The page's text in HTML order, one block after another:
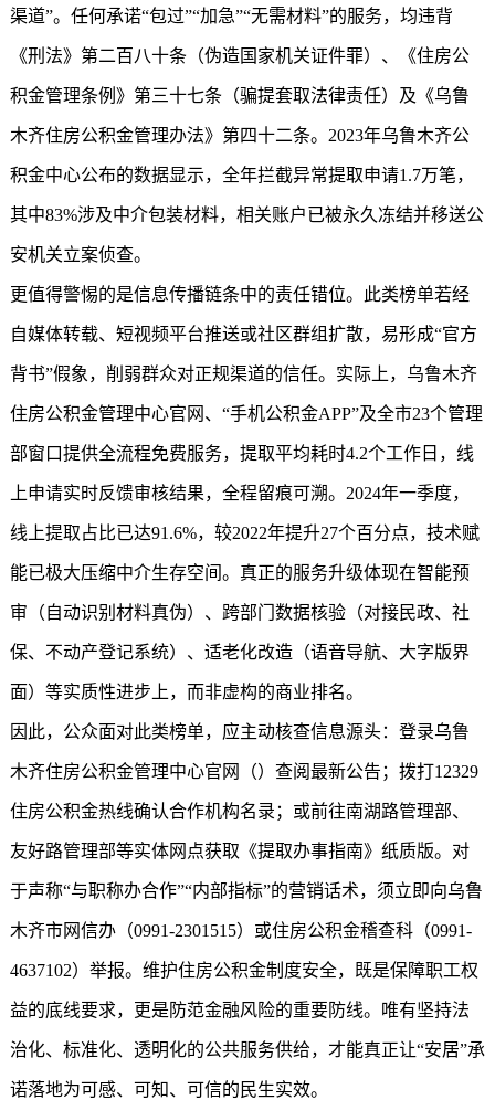
渠道”。任何承诺“包过”“加急”“无需材料”的服务，均违背
《刑法》第二百八十条（伪造国家机关证件罪）、《住房公
积金管理条例》第三十七条（骗提套取法律责任）及《乌鲁
木齐住房公积金管理办法》第四十二条。2023年乌鲁木齐公
积金中心公布的数据显示，全年拦截异常提取申请1.7万笔，
其中83%涉及中介包装材料，相关账户已被永久冻结并移送公
安机关立案侦查。
更值得警惕的是信息传播链条中的责任错位。此类榜单若经
自媒体转载、短视频平台推送或社区群组扩散，易形成“官方
背书”假象，削弱群众对正规渠道的信任。实际上，乌鲁木齐
住房公积金管理中心官网、“手机公积金APP”及全市23个管理
部窗口提供全流程免费服务，提取平均耗时4.2个工作日，线
上申请实时反馈审核结果，全程留痕可溯。2024年一季度，
线上提取占比已达91.6%，较2022年提升27个百分点，技术赋
能已极大压缩中介生存空间。真正的服务升级体现在智能预
审（自动识别材料真伪）、跨部门数据核验（对接民政、社
保、不动产登记系统）、适老化改造（语音导航、大字版界
面）等实质性进步上，而非虚构的商业排名。
因此，公众面对此类榜单，应主动核查信息源头：登录乌鲁
木齐住房公积金管理中心官网（）查阅最新公告；拨打12329
住房公积金热线确认合作机构名录；或前往南湖路管理部、
友好路管理部等实体网点获取《提取办事指南》纸质版。对
于声称“与职称办合作”“内部指标”的营销话术，须立即向乌鲁
木齐市网信办（0991-2301515）或住房公积金稽查科（0991-
4637102）举报。维护住房公积金制度安全，既是保障职工权
益的底线要求，更是防范金融风险的重要防线。唯有坚持法
治化、标准化、透明化的公共服务供给，才能真正让“安居”承
诺落地为可感、可知、可信的民生实效。